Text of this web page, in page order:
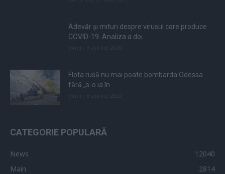
Adevăr și mituri despre virusul care produce
COVID-19. Analiza a doi...
Flota rusă nu mai poate bombarda Odessa
fără „s-o ia în...
CATEGORIE POPULARĂ
News
12040
Main
2814